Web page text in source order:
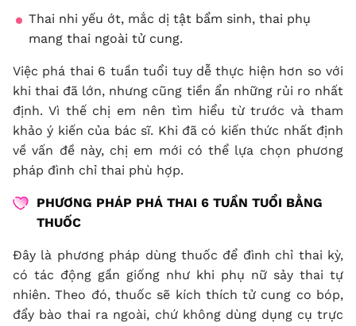
Thai nhi yếu ớt, mắc dị tật bẩm sinh, thai phụ
mang thai ngoài tử cung.
Việc phá thai 6 tuần tuổi tuy dễ thực hiện hơn so với
khi thai đã lớn, nhưng cũng tiền ẩn những rủi ro nhất
định. Vì thế chị em nên tìm hiểu từ trước và tham
khảo ý kiến của bác sĩ. Khi đã có kiến thức nhất định
về vấn đề này, chị em mới có thể lựa chọn phương
pháp đình chỉ thai phù hợp.
PHƯƠNG PHÁP PHÁ THAI 6 TUẦN TUỔI BẰNG
THUỐC
Đây là phương pháp dùng thuốc để đình chỉ thai kỳ,
có tác động gần giống như khi phụ nữ sảy thai tự
nhiên. Theo đó, thuốc sẽ kích thích tử cung co bóp,
đẩy bào thai ra ngoài, chứ không dùng dụng cụ trực